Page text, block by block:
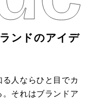
ンドのアイデ
人ならひと目でカ
それはブランドア